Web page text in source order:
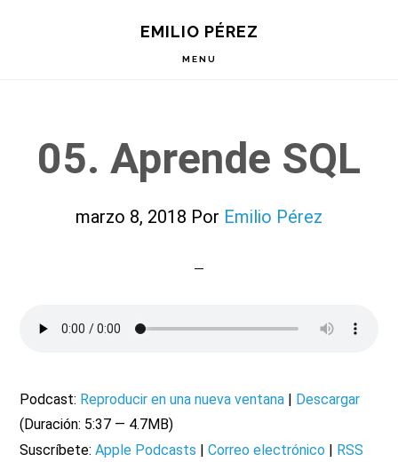
EMILIO PÉREZ
MENU
05. Aprende SQL
marzo 8, 2018 Por Emilio Pérez
Podcast: Reproducir en una nueva ventana | Descargar
(Duración: 5:37 — 4.7MB)
Suscríbete:Apple Podcasts |Correo electrónico | RSS